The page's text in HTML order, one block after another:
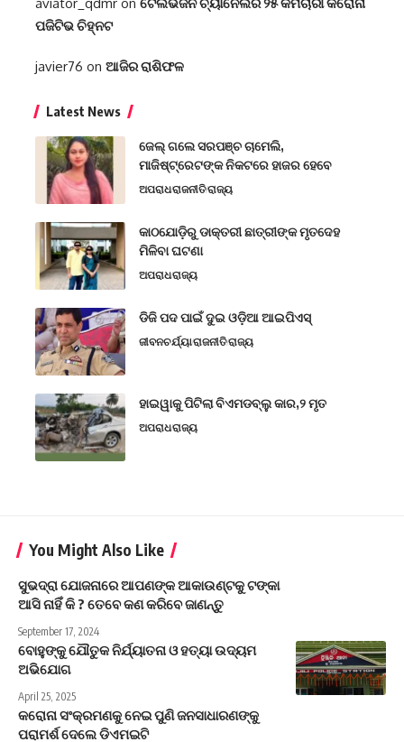
aviator_qdmr on
ପଜିଟିଭ ଚିହ୍ନଟ
javier76 on ଆଜିର ରାଶିଫଳ
Latest News
ଜେଲ୍ ଗଲେ ସରପଞ୍ଚ ଚାମେଲି,
ମାଜିଷ୍ଟ୍ରେଟଙ୍କ ନିକଟରେ ହାଜର ହେବେ
ଅପରାଧରାଜନୀତିରାଜ୍ୟ
କାଠଯୋଡ଼ିରୁ ଡାକ୍ତରୀ ଛାତ୍ରୀଙ୍କ ମୃତଦେହ
ମିଳିବା ଘଟଣା
ଅପରାଧରାଜ୍ୟ
ଡିଜି ପଦ ପାଇଁ ଦୁଇ ଓଡ଼ିଆ ଆଇପିଏସ୍
ଜୀବନଚର୍ଯ୍ୟାରାଜନୀତିରାଜ୍ୟ
ହାଇୱାକୁ ପିଟିଲା ବିଏମଡବ୍ଲୁ କାର,୨ ମୃତ
ଅପରାଧରାଜ୍ୟ
You Might Also Like
ସୁଭଦ୍ରା ଯୋଜନାରେ ଆପଣଙ୍କ ଆକାଉଣ୍ଟକୁ ଟଙ୍କା
ଆସି ନାହିଁ କି ? ତେବେ କଣ କରିବେ ଜାଣନ୍ତୁ
September 17, 2024
ବୋହୁଙ୍କୁ ଯୌତୁକ ନିର୍ଯ୍ୟାତନା ଓ ହତ୍ୟା ଉଦ୍ୟମ
ଅଭିଯୋଗ
April 25, 2025
କରୋନା ସଂକ୍ରମଣକୁ ନେଇ ପୁଣି ଜନସାଧାରଣଙ୍କୁ
ପରାମର୍ଶ ଦେଲେ ଡିଏମଇଟି